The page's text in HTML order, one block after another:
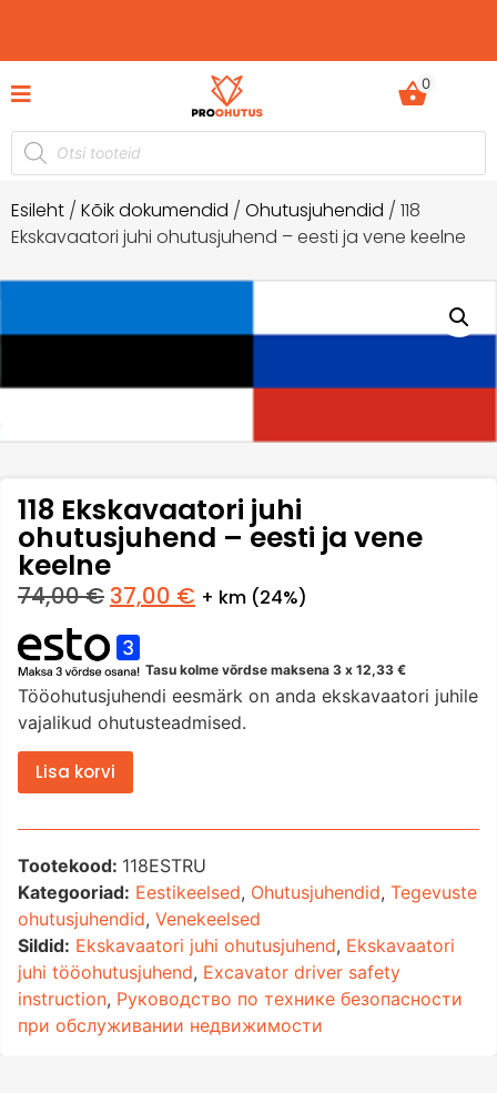
0
Esileht / Kõik dokumendid / Ohutusjuhendid / 118
Ekskavaatori juhi ohutusjuhend – eesti ja vene keelne
118 Ekskavaatori juhi
ohutusjuhend – eesti ja vene
keelne
74,00€ 37,00 € + km (24%)
Tasu kolme võrdse maksena 3 x 12,33 €
Tööohutusjuhendi eesmärk on anda ekskavaatori juhile
vajalikud ohutusteadmised.
Lisa korvi
Tootekood: 118ESTRU
Kategooriad: Eestikeelsed, Ohutusjuhendid, Tegevuste
ohutusjuhendid, Venekeelsed
Sildid: Ekskavaatori juhi ohutusjuhend, Ekskavaatori
juhi tööohutusjuhend, Excavator driver safety
instruction, Руководство по технике безопасности
при обслуживании недвижимости